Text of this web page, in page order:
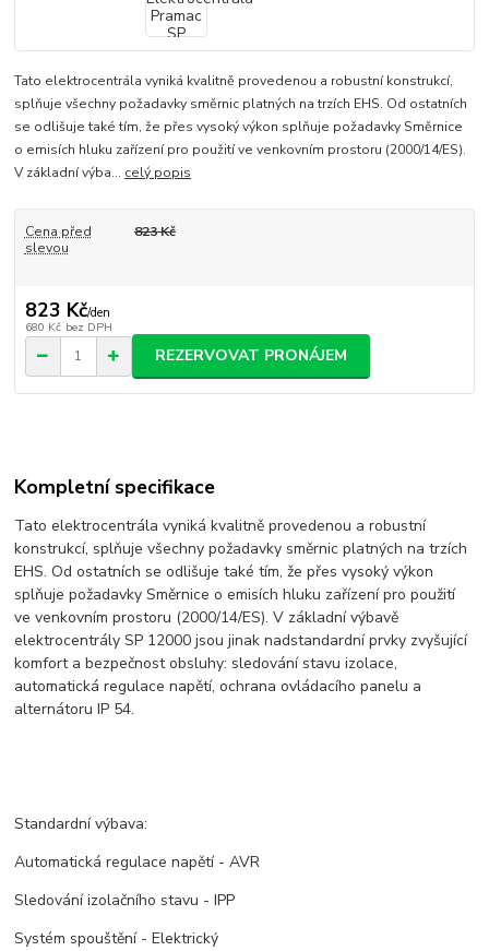
Tato elektrocentrála vyniká kvalitně provedenou a robustní konstrukcí,
splňuje všechny požadavky směrnic platných na trzích EHS. Od ostatních
se odlišuje také tím, že přes vysoký výkon splňuje požadavky Směrnice
o emisích hluku zařízení pro použití ve venkovním prostoru (2000/14/ES).
V základní výba... celý popis
Cena před
slevou
823 Kč
823 Kč/den
680 Kč bez DPH
REZERVOVAT PRONÁJEM
Kompletní specifikace
Tato elektrocentrála vyniká kvalitně provedenou a robustní
konstrukcí, splňuje všechny požadavky směrnic platných na trzích
EHS. Od ostatních se odlišuje také tím, že přes vysoký výkon
splňuje požadavky Směrnice o emisích hluku zařízení pro použití
ve venkovním prostoru (2000/14/ES). V základní výbavě
elektrocentrály SP 12000 jsou jinak nadstandardní prvky zvyšující
komfort a bezpečnost obsluhy: sledování stavu izolace,
automatická regulace napětí, ochrana ovládacího panelu a
alternátoru IP 54.
Standardní výbava:
Automatická regulace napětí - AVR
Sledování izolačního stavu - IPP
Systém spouštění - Elektrický